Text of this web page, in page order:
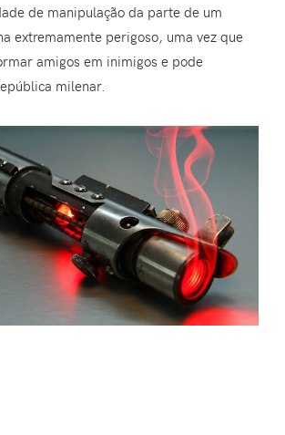
de manipulação da parte de um
extremamente perigoso, uma vez que
amigos em inimigos e pode
milenar.